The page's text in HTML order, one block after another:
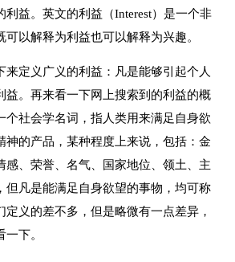
利益。英文的利益（Interest）是一个非
以解释为利益也可以解释为兴趣。
来定义广义的利益：凡是能够引起个人
益。再来看一下网上搜索到的利益的概
个社会学名词，指人类用来满足自身欲
神的产品，某种程度上来说，包括：金
感、荣誉、名气、国家地位、领土、主
但凡是能满足自身欲望的事物，均可称
定义的差不多，但是略微有一点差异，
下。